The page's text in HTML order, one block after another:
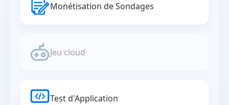
Monétisation de Sondages
Jeu cloud
Test d'Application